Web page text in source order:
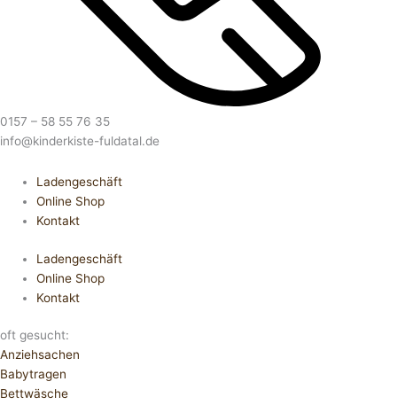
0157 – 58 55 76 35
info@kinderkiste-fuldatal.de
Ladengeschäft
Online Shop
Kontakt
Ladengeschäft
Online Shop
Kontakt
oft gesucht:
Anziehsachen
Babytragen
Bettwäsche